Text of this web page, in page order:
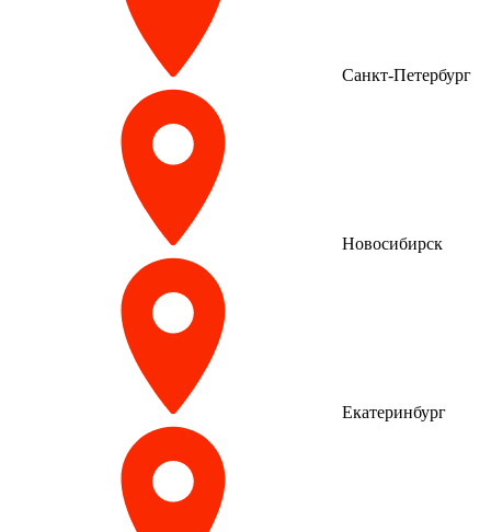
Санкт-Петербург
Новосибирск
Екатеринбург